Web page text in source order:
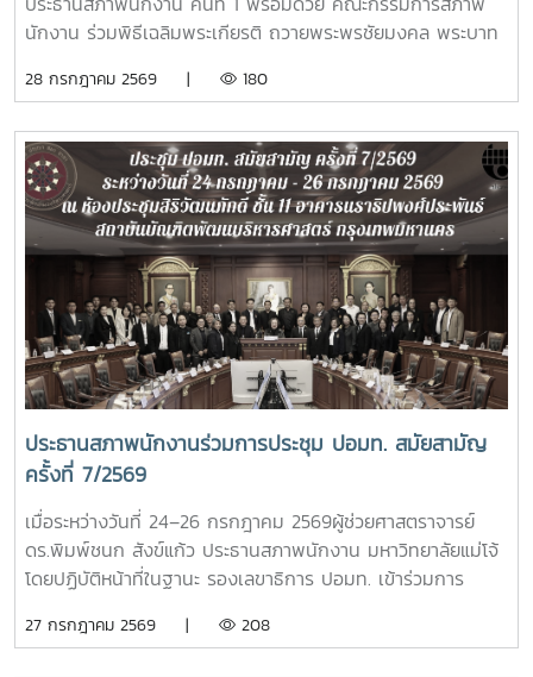
กรกฎาคม 2568
นักงาน ร่วมพิธีเฉลิมพระเกียรติ ถวายพระพรชัยมงคล พระบาท
วชิรเกล้าเจ้าอยู่หัว เนื่องในโอกาสมหามงคลเฉลิมพระชนมพรรษา
มา อธิการบดีมหาวิทยาลัยแม่โจ้ เป็นประธานใน มีพิธีถวายสัตย์
ปฏิญาณเพื่อเป็นข้าราชการที่ดีและเป็นพลังของแผ่นดิน พิธีวาง
พานพุ่ม ถวายเครื่องราชสักการะ และพิธีจุดเทียนถวายพระพร
ชัยมงคลซึ่งแสดงถึงความจงรักภักดีต่อสถาบันพระมหากษัตริย์
โดยมีผู้บริหาร คณาจารย์ หัวหน้าส่วนงาน ข้าราชการ บุคลากร ผู้
แทนศิษย์เก่าแม่โจ้ และนักศึกษารวมถึงหน่วยงานปกครองส่วน
ท้องถิ่น ร่วมเข้าพิธี ณ อาคารแผ่พืชน์มหาวิทยาลัยแม่โจ้
28 กรกฎาคม 2569 | 180
ประธานสภาพนักงานร่วมการประชุม ปอมท. สมัยสามัญ
ครั้งที่ 7/2569
เมื่อระหว่างวันที่ 24–26 กรกฎาคม 2569ผู้ช่วยศาสตราจารย์
ดร.พิมพ์ชนก สังข์แก้ว ประธานสภาพนักงาน มหาวิทยาลัยแม่โจ้
โดยปฏิบัติหน้าที่ในฐานะ รองเลขาธิการ ปอมท. เข้าร่วมการ
พัฒนบริหารศาสตร์ (NIDA) กรุงเทพมหานคร โดยมีผู้แทนจาก
27 กรกฎาคม 2569 | 208